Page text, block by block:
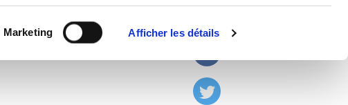
Marketing Afficher les détails